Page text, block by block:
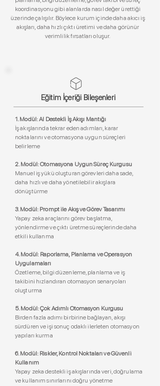
koordinasyonu gibi alanlarda nasıl değer ürettiği
üzerinde çalışılır. Böylece kurum içinde daha akıcı iş
akışları, daha hızlı çıktı üretimi ve daha görünür
verimlilik fırsatları oluşur.
Eğitim İçeriği Bileşenleri
1. Modül: AI Destekli İş Akışı Mantığı
İş akışlarında tekrar eden adımları, karar
noktalarını ve otomasyona uygun süreçleri
belirleme
2. Modül: Otomasyona Uygun Süreç Kurgusu
Manuel iş yükü oluşturan görevleri daha sade,
daha hızlı ve daha yönetilebilir akışlara
dönüştürme
3. Modül: Prompt ile Akış ve Görev Tasarımı
Yapay zeka araçlarını görev başlatma,
yönlendirme ve çıktı üretme süreçlerinde daha
etkili kullanma
4. Modül: Raporlama, Planlama ve Operasyon
Uygulamaları
Özetleme, bilgi düzenleme, planlama ve iş
takibini hızlandıran otomasyon senaryoları
oluşturma
5. Modül: Çok Adımlı Otomasyon Kurgusu
Birden fazla adımı birbirine bağlayan, akışı
sürdüren ve işi sonuç odaklı ilerleten otomasyon
yapıları kurma
6. Modül: Riskler, Kontrol Noktaları ve Güvenli
Kullanım
Yapay zeka destekli iş akışlarında veri, doğrulama
ve kullanım sınırlarını doğru yönetme